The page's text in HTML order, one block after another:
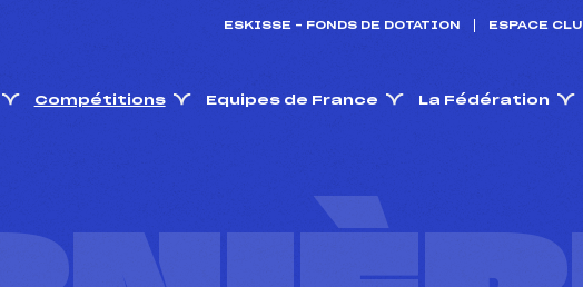
ESKISSE – FONDS DE DOTATION ESPACE
Compétitions Equipes de France La Fédération